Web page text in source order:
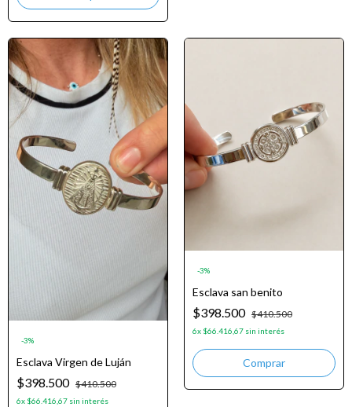
-3%
Esclava Virgen de Luján
$398.500 $410.500
6x $66.416,67 sin interés
-3%
Esclava san benito
$398.500 $410.500
6x $66.416,67 sin interés